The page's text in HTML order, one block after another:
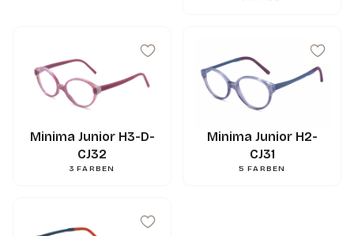
mm
Minima Junior H3-D-
CJ32
3 FARBEN
Minima Junior H2-
CJ31
5 FARBEN